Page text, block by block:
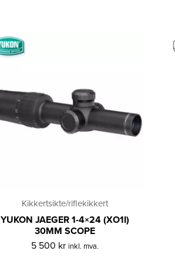
Kikkertsikte/riflekikkert
YUKON JAEGER 1-4×24 (XO1I)
30MM SCOPE
5 500 kr inkl. mva.